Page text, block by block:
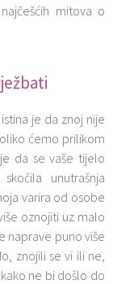
mitova o
je da znoj nije
ćemo prilikom
da se vaše tijelo
unutrašnja
varira od osobe
oznojiti uz malo
naprave puno više
znojili se vi ili ne,
ne bi došlo do